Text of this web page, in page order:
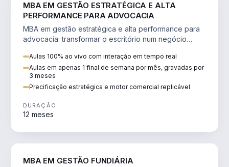
MBA EM GESTÃO ESTRATÉGICA E ALTA
PERFORMANCE PARA ADVOCACIA
MBA em gestão estratégica e alta performance para
advocacia: transformar o escritório num negócio
Aulas 100% ao vivo com interação em tempo real
Aulas em apenas 1 final de semana por mês, gravadas por
3 meses
Precificação estratégica e motor comercial replicável
DURAÇÃO
12 meses
MBA EM GESTÃO FUNDIÁRIA